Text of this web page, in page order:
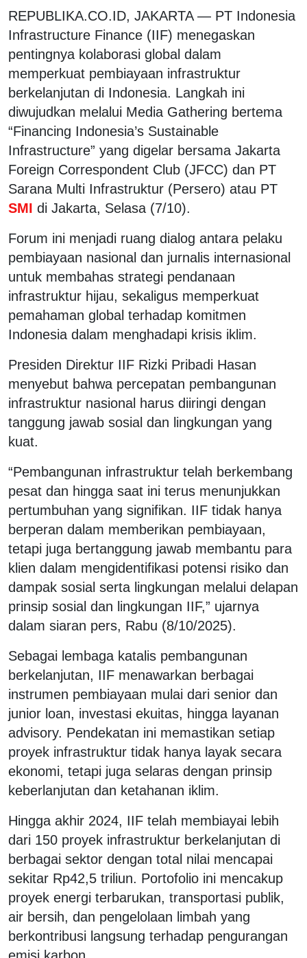
REPUBLIKA.CO.ID, JAKARTA — PT Indonesia
Infrastructure Finance (IIF) menegaskan
pentingnya kolaborasi global dalam
memperkuat pembiayaan infrastruktur
berkelanjutan di Indonesia. Langkah ini
diwujudkan melalui Media Gathering bertema
“Financing Indonesia’s Sustainable
Infrastructure” yang digelar bersama Jakarta
Foreign Correspondent Club (JFCC) dan PT
Sarana Multi Infrastruktur (Persero) atau PT
SMI di Jakarta, Selasa (7/10).
Forum ini menjadi ruang dialog antara pelaku
pembiayaan nasional dan jurnalis internasional
untuk membahas strategi pendanaan
infrastruktur hijau, sekaligus memperkuat
pemahaman global terhadap komitmen
Indonesia dalam menghadapi krisis iklim.
Presiden Direktur IIF Rizki Pribadi Hasan
menyebut bahwa percepatan pembangunan
infrastruktur nasional harus diiringi dengan
tanggung jawab sosial dan lingkungan yang
kuat.
“Pembangunan infrastruktur telah berkembang
pesat dan hingga saat ini terus menunjukkan
pertumbuhan yang signifikan. IIF tidak hanya
berperan dalam memberikan pembiayaan,
tetapi juga bertanggung jawab membantu para
klien dalam mengidentifikasi potensi risiko dan
dampak sosial serta lingkungan melalui delapan
prinsip sosial dan lingkungan IIF,” ujarnya
dalam siaran pers, Rabu (8/10/2025).
Sebagai lembaga katalis pembangunan
berkelanjutan, IIF menawarkan berbagai
instrumen pembiayaan mulai dari senior dan
junior loan, investasi ekuitas, hingga layanan
advisory. Pendekatan ini memastikan setiap
proyek infrastruktur tidak hanya layak secara
ekonomi, tetapi juga selaras dengan prinsip
keberlanjutan dan ketahanan iklim.
Hingga akhir 2024, IIF telah membiayai lebih
dari 150 proyek infrastruktur berkelanjutan di
berbagai sektor dengan total nilai mencapai
sekitar Rp42,5 triliun. Portofolio ini mencakup
proyek energi terbarukan, transportasi publik,
air bersih, dan pengelolaan limbah yang
berkontribusi langsung terhadap pengurangan